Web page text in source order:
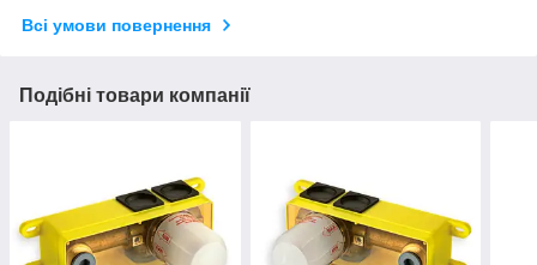
Всі умови повернення
Подібні товари компанії